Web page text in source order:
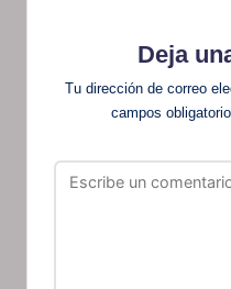
Deja
Tu dirección de correo
campos